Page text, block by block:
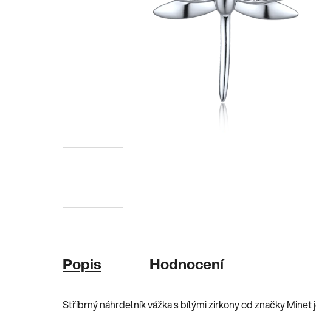
Popis Hodnocení
Stříbrný náhrdelník vážka s bílými zirkony od značky